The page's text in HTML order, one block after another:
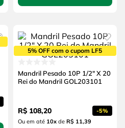
5% OFF com o cupom LF5
Mandril Pesado 10P 1/2" X 20
Rei do Mandril GOL203101
R$ 108,20 -5%
Ou em até 10xde R$ 11,39